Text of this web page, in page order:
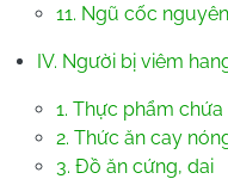
11. Ngũ cốc
IV. Người bị viêm
1. Thực phẩm
2. Thức ăn cay
3. Đồ ăn cứng, dai